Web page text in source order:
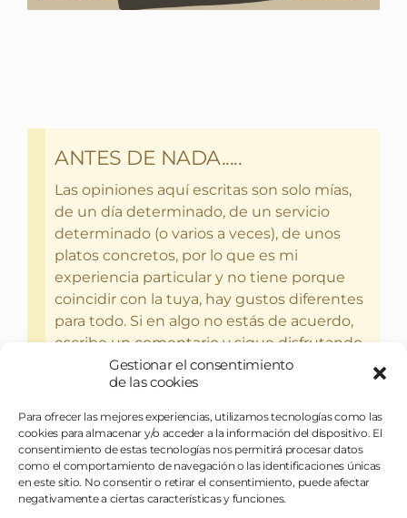
Gestionar el consentimiento
de las cookies
Para ofrecer las mejores experiencias, utilizamos tecnologías como las
cookies para almacenar y/o acceder a la información del dispositivo. El
consentimiento de estas tecnologías nos permitirá procesar datos
como el comportamiento de navegación o las identificaciones únicas
en este sitio. No consentir o retirar el consentimiento, puede afectar
negativamente a ciertas características y funciones.
ANTES DE NADA.....
Las opiniones aquí escritas son solo mías,
de un día determinado, de un servicio
determinado (o varios a veces), de unos
platos concretos, por lo que es mi
experiencia particular y no tiene porque
coincidir con la tuya, hay gustos diferentes
para todo. Si en algo no estás de acuerdo,
escribe un comentario y sigue disfrutando
del bebercio y el glotoneo.